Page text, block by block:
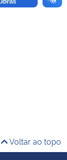
Voltar ao topo